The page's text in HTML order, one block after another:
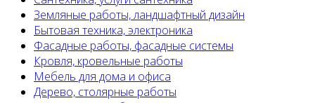
Земляные работы, ландшафтный дизайн
Бытовая техника, электроника
Фасадные работы, фасадные системы
Кровля, кровельные работы
Мебель для дома и офиса
Дерево, столярные работы